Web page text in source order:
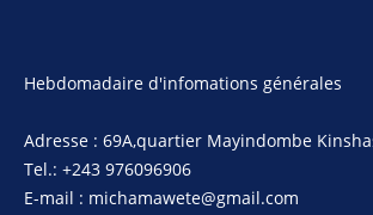
Hebdomadaire d'infomations générales
Adresse : 69A,quartier Mayindombe
Tel.: +243 976096906
E-mail : michamawete@gmail.com